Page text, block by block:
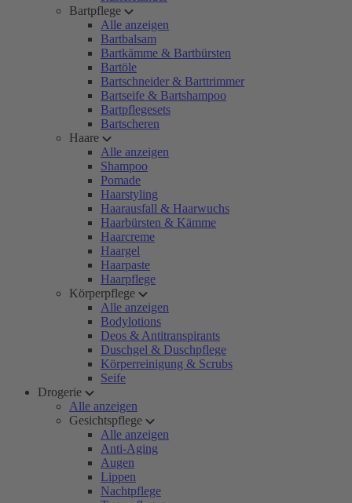
Bartpflege
Alle anzeigen
Bartbalsam
Bartkämme & Bartbürsten
Bartöle
Bartschneider & Barttrimmer
Bartseife & Bartshampoo
Bartpflegesets
Bartscheren
Haare
Alle anzeigen
Shampoo
Pomade
Haarstyling
Haarausfall & Haarwuchs
Haarbürsten & Kämme
Haarcreme
Haargel
Haarpaste
Haarpflege
Körperpflege
Alle anzeigen
Bodylotions
Deos & Antitranspirants
Duschgel & Duschpflege
Körperreinigung & Scrubs
Seife
Drogerie
Alle anzeigen
Gesichtspflege
Alle anzeigen
Anti-Aging
Augen
Lippen
Nachtpflege